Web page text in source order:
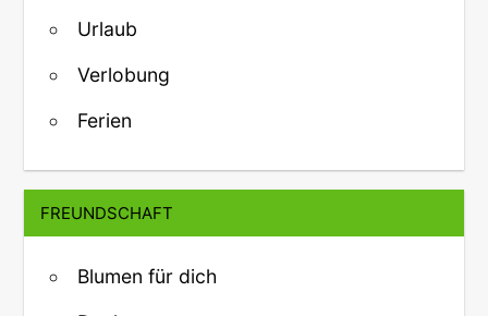
Urlaub
Verlobung
Ferien
FREUNDSCHAFT
Blumen für dich